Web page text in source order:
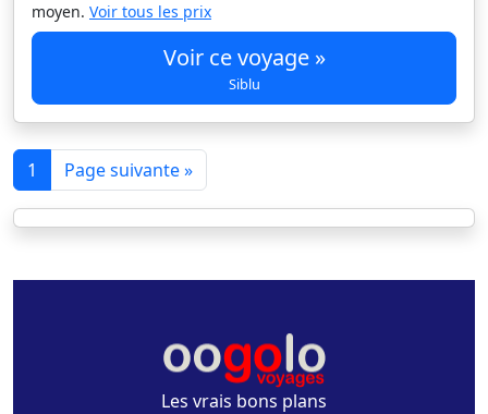
moyen. Voir tous les prix
Voir ce voyage »
Siblu
1 Page suivante »
Les vrais bons plans